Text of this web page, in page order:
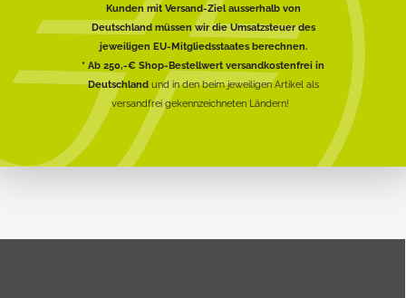
Kunden mit Versand-Ziel ausserhalb von
Deutschland müssen wir die Umsatzsteuer des
jeweiligen EU-Mitgliedsstaates berechnen.
* Ab 250,-€ Shop-Bestellwert versandkostenfrei in
Deutschlandund in den beim jeweiligen Artikel als
versandfrei gekennzeichneten Ländern!